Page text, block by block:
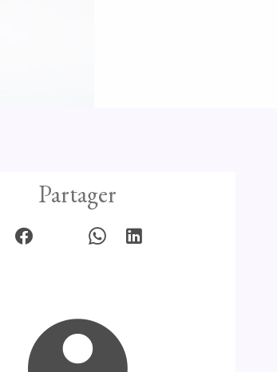
Partager